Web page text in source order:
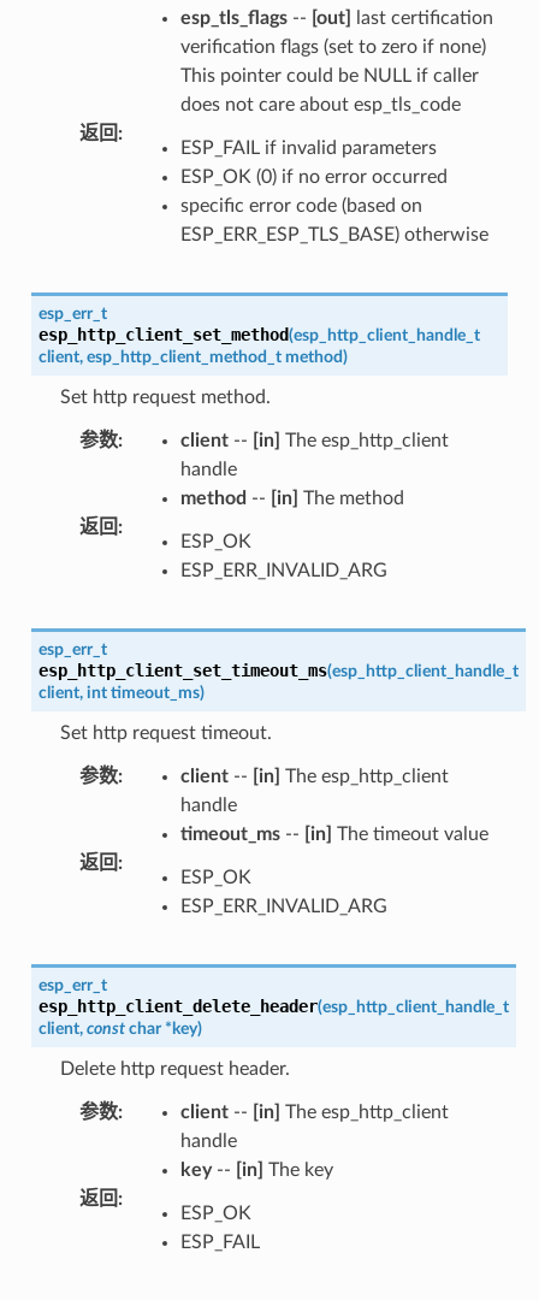
esp_tls_flags-- [out]
last certification
verification flags (set to zero if none)
This pointer could be NULL if caller
does not care about esp_tls_code
返回 :
ESP_FAIL if invalid parameters
ESP_OK (0) if no error occurred
specific error code (based on
ESP_ERR_ESP_TLS_BASE) otherwise
esp_err_t
esp_http_client_set_method(esp_http_client_handle_t
client, esp_http_client_method_t method)
Set http request method.
参数: client-- [in] The esp_http_client
handle
method -- [in] The method
返回 :
ESP_OK
ESP_ERR_INVALID_ARG
esp_err_t
esp_http_client_set_timeout_ms(esp_http_client_handle_t
client, int timeout_ms)
Set http request timeout.
参数: client-- [in] The esp_http_client
handle
timeout_ms-- [in] The timeout value
返回 :
ESP_OK
ESP_ERR_INVALID_ARG
esp_err_t
esp_http_client_delete_header(esp_http_client_handle_t
client, const char * key)
Delete http request header.
参数: client-- [in] The esp_http_client
handle
key-- [in] The key
返回 :
ESP_OK
ESP_FAIL